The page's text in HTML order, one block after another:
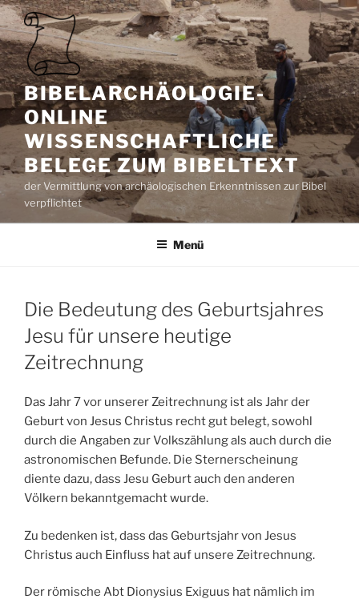
Zum
Inhalt
springen
BIBELARCHÄOLOGIE-
ONLINE
WISSENSCHAFTLICHE
BELEGE ZUM BIBELTEXT
der Vermittlung von archäologischen Erkenntnissen zur Bibel
verpflichtet
Menü
Die Bedeutung des Geburtsjahres
Jesu für unsere heutige
Zeitrechnung
Das Jahr 7 vor unserer Zeitrechnung ist als Jahr der
Geburt von Jesus Christus recht gut belegt, sowohl
durch die Angaben zur Volkszählung als auch durch die
astronomischen Befunde. Die Sternerscheinung
diente dazu, dass Jesu Geburt auch den anderen
Völkern bekanntgemacht wurde.
Zu bedenken ist, dass das Geburtsjahr von Jesus
Christus auch Einfluss hat auf unsere Zeitrechnung.
Der römische Abt Dionysius Exiguus hat nämlich im